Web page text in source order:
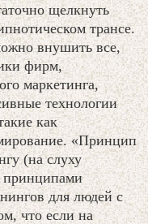
щелкнуть
трансе.
внушить все,
фирм,
маркетинга,
технологии
как
«Принцип
(на слуху
принципами
для людей с
что если на